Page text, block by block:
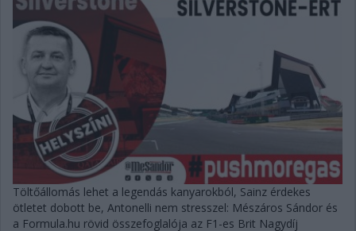
Töltőállomás lehet a legendás kanyarokból, Sainz érdekes
ötletet dobott be, Antonelli nem stresszel: Mészáros Sándor és
a Formula.hu rövid összefoglalója az F1-es Brit Nagydíj